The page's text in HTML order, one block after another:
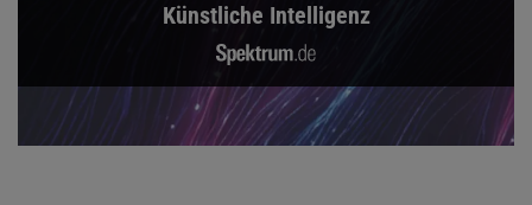
Künstliche Intelligenz